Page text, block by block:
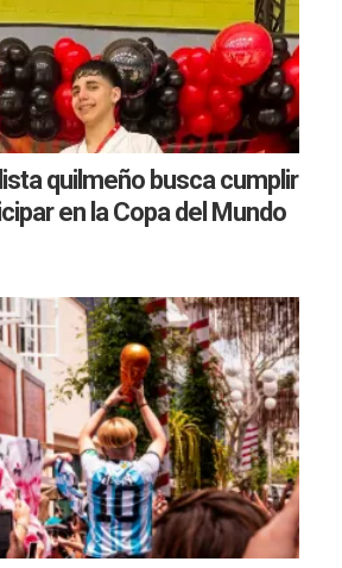
quilmeño busca cumplir
en la Copa del Mundo